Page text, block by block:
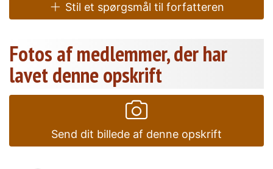
Stil et spørgsmål til forfatteren
Fotos af medlemmer, der har
lavet denne opskrift
Send dit billede af denne opskrift